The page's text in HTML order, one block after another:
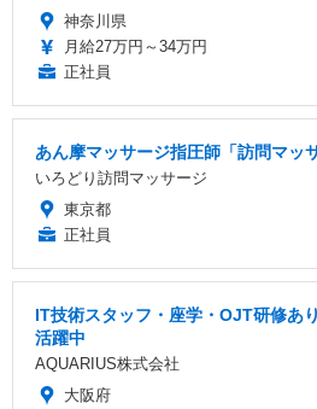
神奈川県
月給27万円～34万円
正社員
あん摩マッサージ指圧師「訪問マッ
いろどり訪問マッサージ
東京都
正社員
IT技術スタッフ・座学・OJT研修あ
活躍中
AQUARIUS株式会社
大阪府